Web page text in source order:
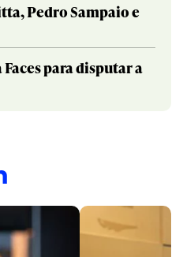
Pedro Sampaio e
para disputar a